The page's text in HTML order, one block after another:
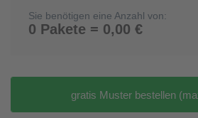
Sie benötigen eine Anzahl von:
0 Pakete = 0,00 €
gratis Muster bestellen